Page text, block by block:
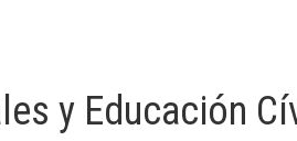
y Educación